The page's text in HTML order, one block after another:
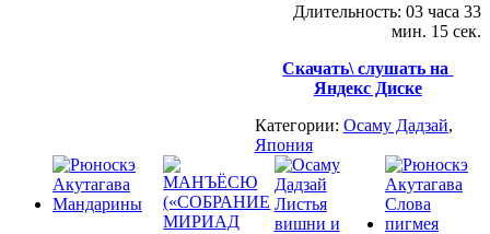
Длительность: 03 часа 33
мин. 15 сек.
Скачать\ слушать на
Яндекс Диске
Категории: Осаму Дадзай,
Япония